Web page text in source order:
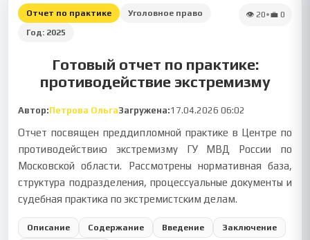
Отчет по практике
Уголовное право
Год: 2025
👁 20•💼 0
Готовый отчет по практике:
противодействие экстремизму
Автор:Петрова ОльгаЗагружена:17.04.2026 06:02
Отчет посвящен преддипломной практике в Центре по
противодействию экстремизму ГУ МВД России по
Московской области. Рассмотрены нормативная база,
структура подразделения, процессуальные документы и
судебная практика по экстремистским делам.
Описание Содержание Введение Заключение